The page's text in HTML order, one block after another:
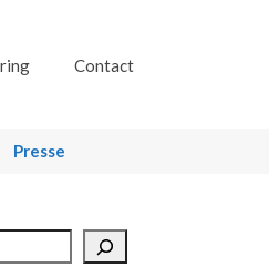
Contact
Presse